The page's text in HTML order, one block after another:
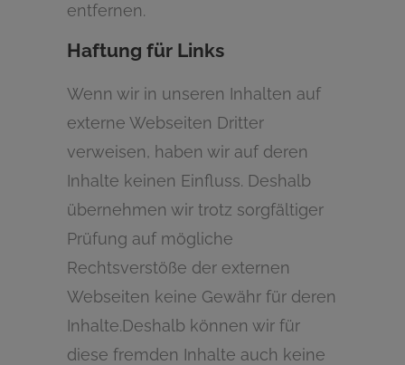
entfernen.
Haftung für Links
Wenn wir in unseren Inhalten auf
externe Webseiten Dritter
verweisen, haben wir auf deren
Inhalte keinen Einfluss. Deshalb
übernehmen wir trotz sorgfältiger
Prüfung auf mögliche
Rechtsverstöße der externen
Webseiten keine Gewähr für deren
Inhalte.Deshalb können wir für
diese fremden Inhalte auch keine